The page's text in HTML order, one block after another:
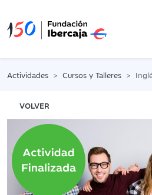
Actividades Cursos y Talleres
VOLVER